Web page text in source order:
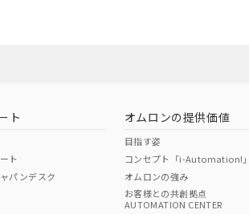
ト
ト
パンデスク
オムロンの提供価値
目指す姿
コンセプト「i-Automation!」
オムロンの強み
お客様との共創拠点
AUTOMATION CENTER